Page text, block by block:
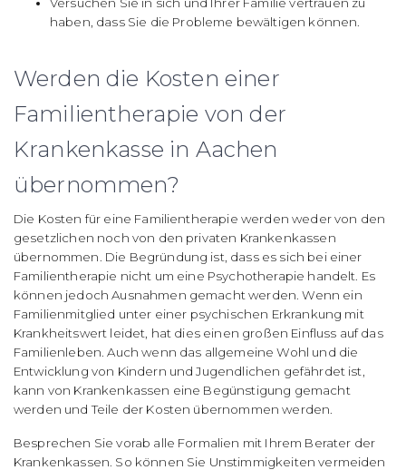
haben, dass Sie die Probleme bewältigen können.
Werden die Kosten einer
Familientherapie von der
Krankenkasse in Aachen
übernommen?
Die Kosten für eine Familientherapie werden weder von den
gesetzlichen noch von den privaten Krankenkassen
übernommen. Die Begründung ist, dass es sich bei einer
Familientherapie nicht um eine Psychotherapie handelt. Es
können jedoch Ausnahmen gemacht werden. Wenn ein
Familienmitglied unter einer psychischen Erkrankung mit
Krankheitswert leidet, hat dies einen großen Einfluss auf das
Familienleben. Auch wenn das allgemeine Wohl und die
Entwicklung von Kindern und Jugendlichen gefährdet ist,
kann von Krankenkassen eine Begünstigung gemacht
werden und Teile der Kosten übernommen werden.
Besprechen Sie vorab alle Formalien mit Ihrem Berater der
Krankenkassen. So können Sie Unstimmigkeiten vermeiden